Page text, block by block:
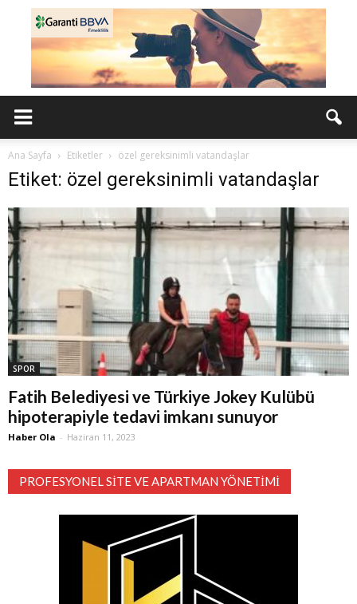
Ana Sayfa Etiketler özel gereksinimli vatandaşlar
Etiket: özel gereksinimli vatandaşlar
SPOR
Fatih Belediyesi ve Türkiye Jokey Kulübü
hipoterapiyle tedavi imkanı sunuyor
Haber Ola - Haziran 11, 2023
PROFESYONEL SITE VE APARTMAN YÖNETIMI